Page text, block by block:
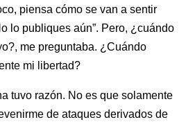
piensa cómo se van a sentir
lo publiques aún”. Pero, ¿cuándo
me preguntaba. ¿Cuándo
mi libertad?
tuvo razón. No es que solamente
de ataques derivados de